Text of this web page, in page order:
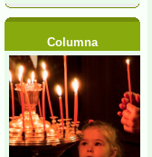
Columna